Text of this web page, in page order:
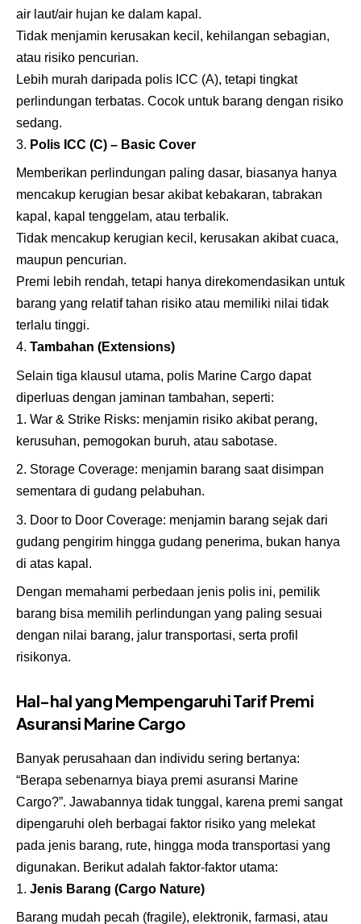
air laut/air hujan ke dalam kapal.
Tidak menjamin kerusakan kecil, kehilangan sebagian,
atau risiko pencurian.
Lebih murah daripada polis ICC (A), tetapi tingkat
perlindungan terbatas. Cocok untuk barang dengan risiko
sedang.
Polis ICC (C) – Basic Cover
Memberikan perlindungan paling dasar, biasanya hanya
mencakup kerugian besar akibat kebakaran, tabrakan
kapal, kapal tenggelam, atau terbalik.
Tidak mencakup kerugian kecil, kerusakan akibat cuaca,
maupun pencurian.
Premi lebih rendah, tetapi hanya direkomendasikan untuk
barang yang relatif tahan risiko atau memiliki nilai tidak
terlalu tinggi.
Tambahan (Extensions)
Selain tiga klausul utama, polis Marine Cargo dapat
diperluas dengan jaminan tambahan, seperti:
War & Strike Risks: menjamin risiko akibat perang,
kerusuhan, pemogokan buruh, atau sabotase.
Storage Coverage: menjamin barang saat disimpan
sementara di gudang pelabuhan.
Door to Door Coverage: menjamin barang sejak dari
gudang pengirim hingga gudang penerima, bukan hanya
di atas kapal.
Dengan memahami perbedaan jenis polis ini, pemilik
barang bisa memilih perlindungan yang paling sesuai
dengan nilai barang, jalur transportasi, serta profil
risikonya.
Hal-hal yang Mempengaruhi Tarif Premi
Asuransi Marine Cargo
Banyak perusahaan dan individu sering bertanya:
“Berapa sebenarnya biaya premi asuransi Marine
Cargo?”. Jawabannya tidak tunggal, karena premi sangat
dipengaruhi oleh berbagai faktor risiko yang melekat
pada jenis barang, rute, hingga moda transportasi yang
digunakan. Berikut adalah faktor-faktor utama:
Jenis Barang (Cargo Nature)
Barang mudah pecah (fragile), elektronik, farmasi, atau